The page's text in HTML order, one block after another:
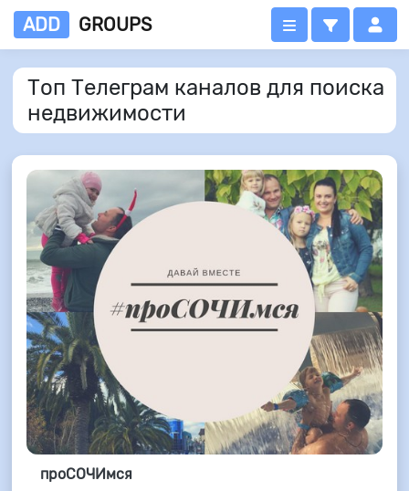
ADD GROUPS
Топ Телеграм каналов для поиска
недвижимости
проСОЧИмся